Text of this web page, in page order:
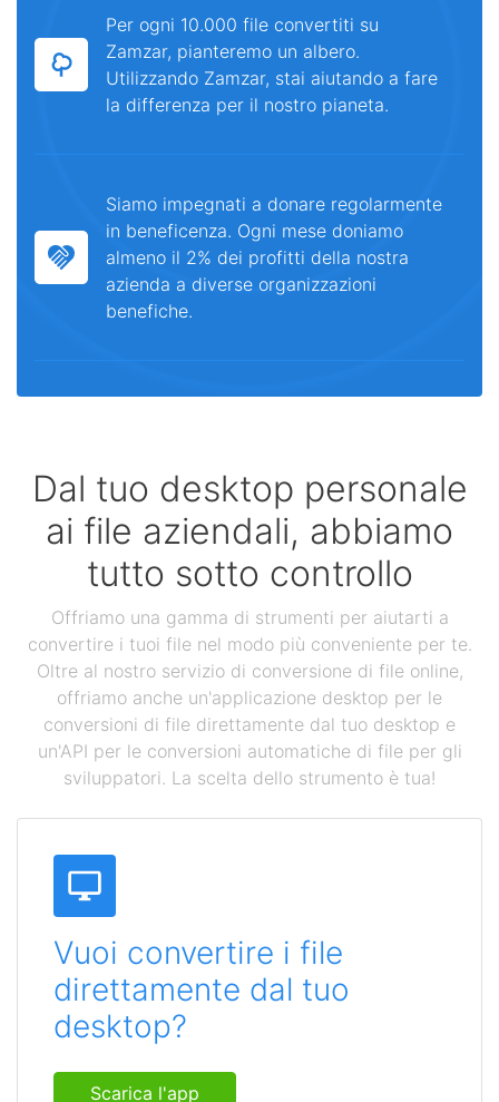
Per ogni 10.000 file convertiti su
Zamzar, pianteremo un albero.
Utilizzando Zamzar, stai aiutando a fare
la differenza per il nostro pianeta.
Siamo impegnati a donare regolarmente
in beneficenza. Ogni mese doniamo
almeno il 2% dei profitti della nostra
azienda a diverse organizzazioni
benefiche.
Dal tuo desktop personale
ai file aziendali, abbiamo
tutto sotto controllo
Offriamo una gamma di strumenti per aiutarti a
convertire i tuoi file nel modo più conveniente per te.
Oltre al nostro servizio di conversione di file online,
offriamo anche un'applicazione desktop per le
conversioni di file direttamente dal tuo desktop e
un'API per le conversioni automatiche di file per gli
sviluppatori. La scelta dello strumento è tua!
Vuoi convertire i file
direttamente dal tuo
desktop?
Scarica l'app